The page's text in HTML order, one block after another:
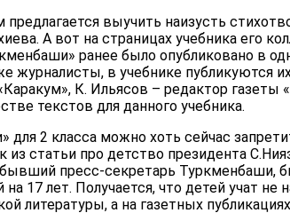
предлагается выучить наизусть
А вот на страницах учебника его
ранее было опубликовано в
журналисты, в учебнике публикуются
К. Ильясов – редактор
текстов для данного учебника.
для 2 класса можно хоть сейчас
из статьи про детство президента
пресс-секретарь Туркменбаши,
17 лет. Получается, что детей учат не
литературы, а на газетных